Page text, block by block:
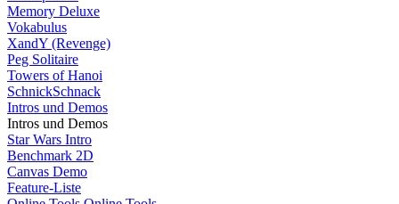
Memory Deluxe
Vokabulus
XandY (Revenge)
Peg Solitaire
Towers of Hanoi
SchnickSchnack
Intros und Demos
Intros und Demos
Star Wars Intro
Benchmark 2D
Canvas Demo
Feature-Liste